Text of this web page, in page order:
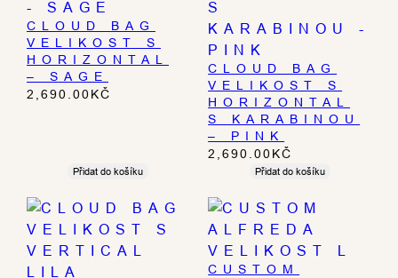
CLOUD BAG
VELIKOST S
HORIZONTAL
– SAGE
2,690.00 KČ
Přidat do košíku
CLOUD BAG
VELIKOST S
HORIZONTAL
S KARABINOU
– PINK
2,690.00 KČ
Přidat do košíku
CUSTOM